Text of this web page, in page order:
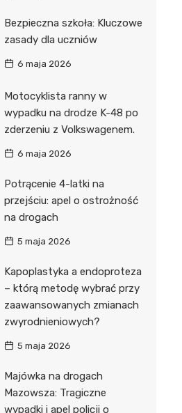
Bezpieczna szkoła: Kluczowe
zasady dla uczniów
6 maja 2026
Motocyklista ranny w
wypadku na drodze K-48 po
zderzeniu z Volkswagenem.
6 maja 2026
Potrącenie 4-latki na
przejściu: apel o ostrożność
na drogach
5 maja 2026
Kapoplastyka a endoproteza
– którą metodę wybrać przy
zaawansowanych zmianach
zwyrodnieniowych?
5 maja 2026
Majówka na drogach
Mazowsza: Tragiczne
wypadki i apel policji o